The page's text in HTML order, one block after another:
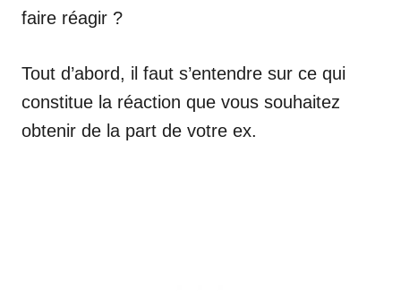
faire réagir ?
Tout d’abord, il faut s’entendre sur ce qui
constitue la réaction que vous souhaitez
obtenir de la part de votre ex.